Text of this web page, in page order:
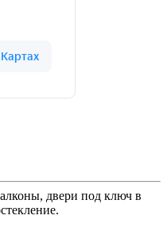
двери под ключ в